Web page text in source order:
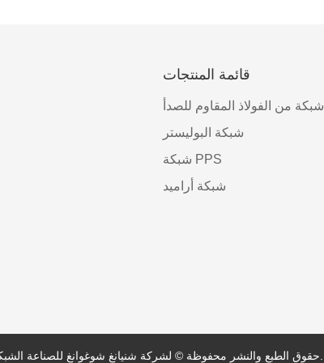
قائمة المنتجات
شبكة من الفولاذ المقاوم للصدأ
شبكة البوليستر
شبكة PPS
شبكة أراميد